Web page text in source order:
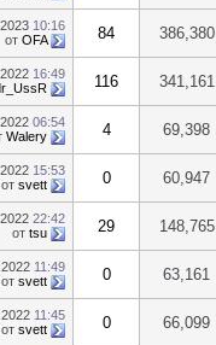
10:16
от OFA 84 386,380
16:49
116 341,161
06:54
Walery 4 69,398
15:53
от svett 0 60,947
22:42
от tsu 29 148,765
11:49
от svett 0 63,161
11:45
от svett 0 66,099